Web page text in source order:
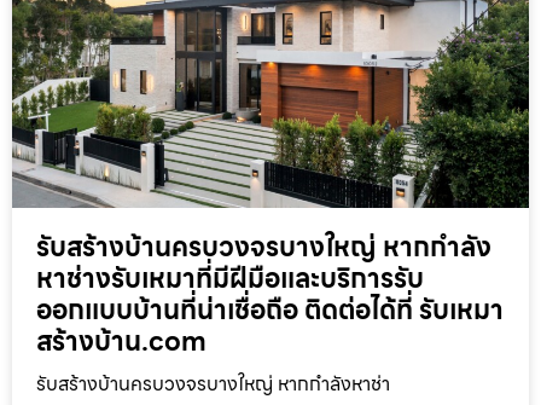
รับสร้างบ้านครบวงจรบางใหญ่ หากกำลัง
หาช่างรับเหมาที่มีฝีมือและบริการรับ
ออกแบบบ้านที่น่าเชื่อถือ ติดต่อได้ที่ รับเหมา
สร้างบ้าน.com
รับสร้างบ้านครบวงจรบางใหญ่ หากกำลังหาช่า